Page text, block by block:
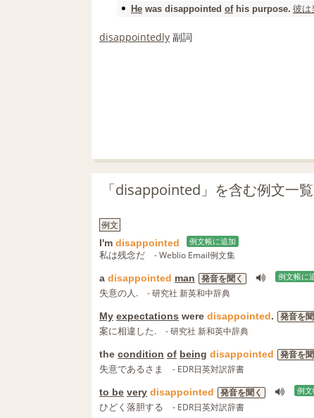
He was disappointed ofhis purpose. 彼は
disappointedly 副詞
「disappointed」を含む例文一覧
例文
I'm disappointed 例文帳に追加
私は残念だ - Weblio Email例文集
a disappointed man 発音を聞く 例文帳に
失意の人. - 研究社 新英和中辞典
My expectations were disappointed. 発音を聞
案に相違した. - 研究社 新和英中辞典
the condition of being disappointed 発音を聞
失意であるさま - EDR日英対訳辞書
to be very disappointed 発音を聞く 例文
ひどく落胆する - EDR日英対訳辞書